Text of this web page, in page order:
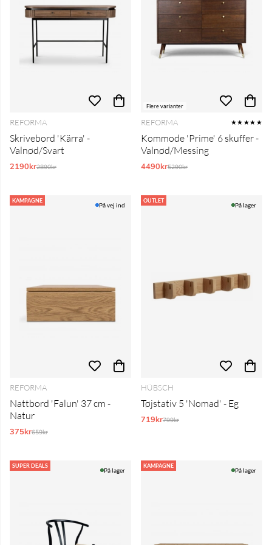
REFORMA
Skrivebord 'Kärra' -
Valnød/Svart
2190krNormalpris:
2890kr
Flere varianter
REFORMA ★★★★★
Kommode 'Prime' 6 skuffer -
Valnød/Messing
4490krNormalpris:
5290kr
KAMPAGNE
På vej ind
REFORMA
Nattbord 'Falun' 37 cm -
Natur
375krNormalpris:
659kr
OUTLET
På lager
HÜBSCH
Tøjstativ 5 'Nomad' - Eg
719krNormalpris:
799kr
SUPER DEALS
På lager
KAMPAGNE
På lager